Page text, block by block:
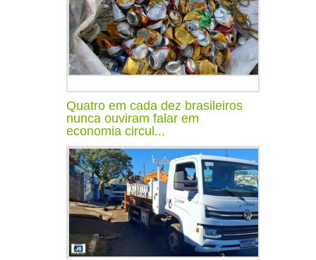
Quatro em cada dez brasileiros
nunca ouviram falar em
economia circul...